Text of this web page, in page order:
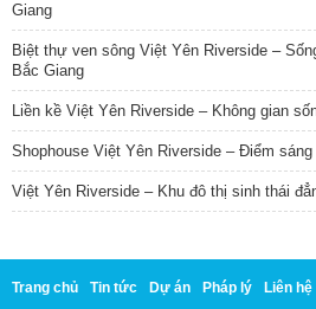
Giang
Biệt thự ven sông Việt Yên Riverside –
Bắc Giang
Liền kề Việt Yên Riverside – Không gian
Shophouse Việt Yên Riverside – Điểm
Việt Yên Riverside – Khu đô thị sinh thái
Trang chủ Tin tức Dự án Pháp lý Liên hệ